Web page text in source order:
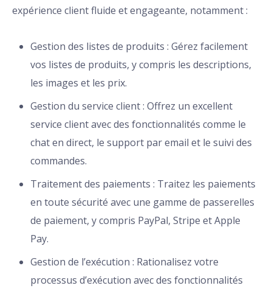
expérience client fluide et engageante, notamment :
Gestion des listes de produits : Gérez facilement
vos listes de produits, y compris les descriptions,
les images et les prix.
Gestion du service client : Offrez un excellent
service client avec des fonctionnalités comme le
chat en direct, le support par email et le suivi des
commandes.
Traitement des paiements : Traitez les paiements
en toute sécurité avec une gamme de passerelles
de paiement, y compris PayPal, Stripe et Apple
Pay.
Gestion de l’exécution : Rationalisez votre
processus d’exécution avec des fonctionnalités